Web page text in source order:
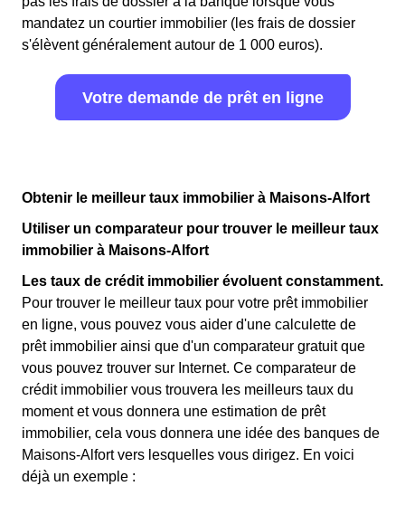
mandatez un courtier immobilier (les frais de dossier
s'élèvent généralement autour de 1 000 euros).
Votre demande de prêt en ligne
Obtenir le meilleur taux immobilier à Maisons-Alfort
Utiliser un comparateur pour trouver le meilleur taux
immobilier à Maisons-Alfort
Les taux de crédit immobilier évoluent constamment.
Pour trouver le meilleur taux pour votre prêt immobilier
en ligne, vous pouvez vous aider d'une calculette de
prêt immobilier ainsi que d'un comparateur gratuit que
vous pouvez trouver sur Internet. Ce comparateur de
crédit immobilier vous trouvera les meilleurs taux du
moment et vous donnera une estimation de prêt
immobilier, cela vous donnera une idée des banques de
Maisons-Alfort vers lesquelles vous dirigez. En voici
déjà un exemple :